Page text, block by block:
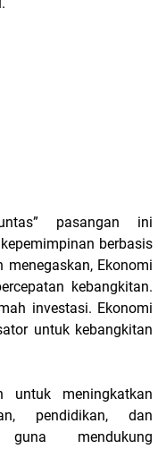
pasangan ini
berbasis
Ekonomi
kebangkitan.
investasi. Ekonomi
untuk kebangkitan
untuk meningkatkan
pendidikan, dan
guna mendukung